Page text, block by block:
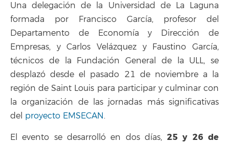
Una delegación de la Universidad de La Laguna
formada por Francisco García, profesor del
Departamento de Economía y Dirección de
Empresas, y Carlos Velázquez y Faustino García,
técnicos de la Fundación General de la ULL, se
desplazó desde el pasado 21 de noviembre a la
región de Saint Louis para participar y culminar con
la organización de las jornadas más significativas
del proyecto EMSECAN.
El evento se desarrolló en dos días, 25 y 26 de